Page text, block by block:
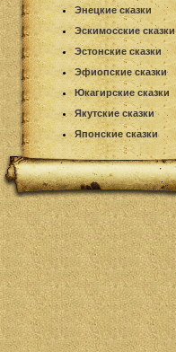
Энецкие сказки
Эскимосские сказки
Эстонские сказки
Эфиопские сказки
Юкагирские сказки
Якутские сказки
Японские сказки